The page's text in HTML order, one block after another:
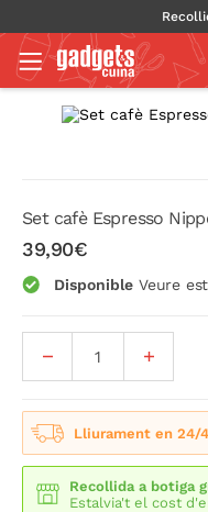
Set cafè Espresso
39,90€
Disponible Veure
Lliurament en 24/
Recollida a botiga
Estalvia't el cost